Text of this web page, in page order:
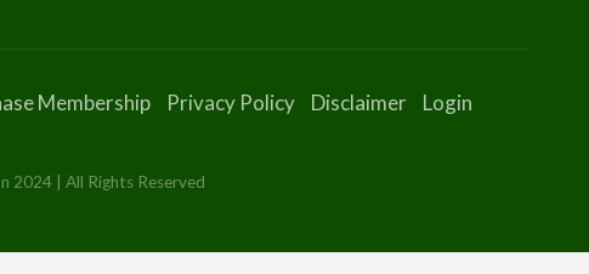
Membership Privacy Policy Disclaimer
Login
2024 | All Rights Reserved